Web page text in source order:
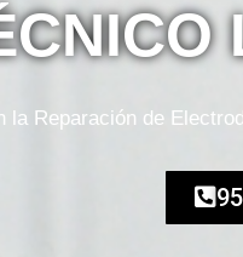
la Reparación de